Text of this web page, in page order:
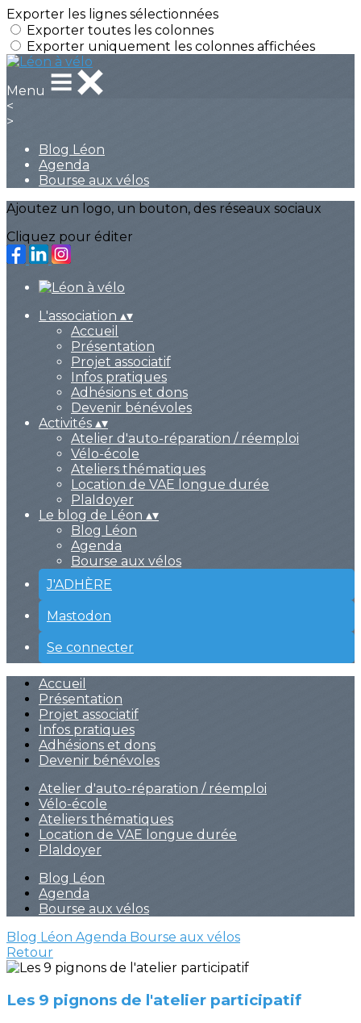
Exporter les lignes sélectionnées
Exporter toutes les colonnes
Exporter uniquement les colonnes affichées
Menu
<
>
Blog Léon
Agenda
Bourse aux vélos
Ajoutez un logo, un bouton, des réseaux sociaux
Cliquez pour éditer
L'association ▴▾
Accueil
Présentation
Projet associatif
Infos pratiques
Adhésions et dons
Devenir bénévoles
Activités ▴▾
Atelier d'auto-réparation / réemploi
Vélo-école
Ateliers thématiques
Location de VAE longue durée
PlaIdoyer
Le blog de Léon ▴▾
Blog Léon
Agenda
Bourse aux vélos
J'ADHÈRE
Mastodon
Se connecter
Accueil
Présentation
Projet associatif
Infos pratiques
Adhésions et dons
Devenir bénévoles
Atelier d'auto-réparation / réemploi
Vélo-école
Ateliers thématiques
Location de VAE longue durée
PlaIdoyer
Blog Léon
Agenda
Bourse aux vélos
Blog Léon Agenda Bourse aux vélos
Retour
Les 9 pignons de l'atelier participatif